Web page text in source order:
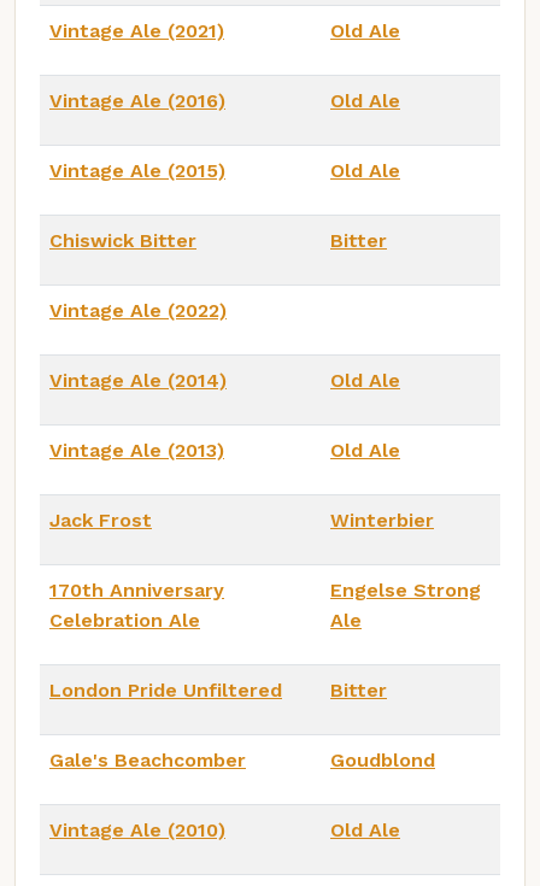
Vintage Ale (2021) Old Ale
Vintage Ale (2016) Old Ale
Vintage Ale (2015) Old Ale
Chiswick Bitter Bitter
Vintage Ale (2022)
Vintage Ale (2014) Old Ale
Vintage Ale (2013) Old Ale
Jack Frost Winterbier
170th Anniversary
Celebration Ale
Engelse Strong
Ale
London Pride Unfiltered Bitter
Gale's Beachcomber Goudblond
Vintage Ale (2010) Old Ale